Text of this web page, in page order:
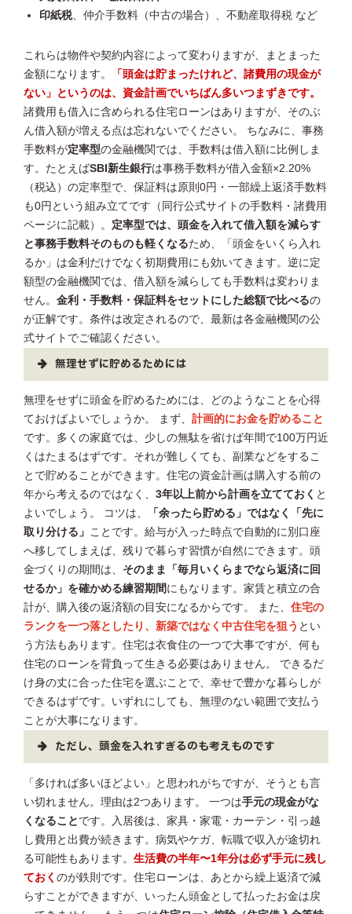
印紙税、仲介手数料（中古の場合）、不動産取得税 など
これらは物件や契約内容によって変わりますが、まとまった
金額になります。
「頭金は貯まったけれど、諸費用の現金が
ない」というのは、資金計画でいちばん多いつまずきです。
諸費用も借入に含められる住宅ローンはありますが、そのぶ
ん借入額が増える点は忘れないでください。 ちなみに、事務
手数料が定率型の金融機関では、手数料は借入額に比例しま
す。たとえばSBI新生銀行は事務手数料が借入金額×2.20%
（税込）の定率型で、保証料は原則0円・一部繰上返済手数料
も0円という組み立てです（同行公式サイトの手数料・諸費用
ページに記載）。 定率型では、頭金を入れて借入額を減らす
と事務手数料そのものも軽くなるため、「頭金をいくら入れ
るか」は金利だけでなく初期費用にも効いてきます。逆に定
額型の金融機関では、借入額を減らしても手数料は変わりま
せん。 金利・手数料・保証料をセットにした総額で比べるの
が正解です。条件は改定されるので、最新は各金融機関の公
式サイトでご確認ください。
無理せずに貯めるためには
無理をせずに頭金を貯めるためには、どのようなことを心得
ておけばよいでしょうか。 まず、 計画的にお金を貯めること
です。多くの家庭では、少しの無駄を省けば年間で100万円近
くはたまるはずです。それが難しくても、副業などをするこ
とで貯めることができます。住宅の資金計画は購入する前の
年から考えるのではなく、 3年以上前から計画を立てておく と
よいでしょう。 コツは、
「余ったら貯める」ではなく「先に
取り分ける」 ことです。給与が入った時点で自動的に別口座
へ移してしまえば、残りで暮らす習慣が自然にできます。頭
金づくりの期間は、 そのまま「毎月いくらまでなら返済に回
せるか」を確かめる練習期間 にもなります。家賃と積立の合
計が、購入後の返済額の目安になるからです。 また、 住宅の
ランクを一つ落としたり、新築ではなく中古住宅を狙う とい
う方法もあります。住宅は衣食住の一つで大事ですが、何も
住宅のローンを背負って生きる必要はありません。 できるだ
け身の丈に合った住宅を選ぶことで、幸せで豊かな暮らしが
できるはずです。いずれにしても、無理のない範囲で支払う
ことが大事になります。
ただし、頭金を入れすぎるのも考えものです
「多ければ多いほどよい」と思われがちですが、そうとも言
い切れません。理由は2つあります。 一つは手元の現金がな
くなること です。入居後は、家具・家電・カーテン・引っ越
し費用と出費が続きます。病気やケガ、転職で収入が途切れ
る可能性もあります。 生活費の半年〜1年分は必ず手元に残し
ておく のが鉄則です。住宅ローンは、あとから繰上返済で減
らすことができますが、いったん頭金として払ったお金は戻